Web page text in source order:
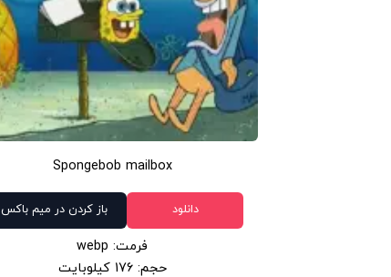
Spongebob mailbox
دانلود باز کردن در میم باکس
فرمت: webp
حجم: 176 کیلوبایت